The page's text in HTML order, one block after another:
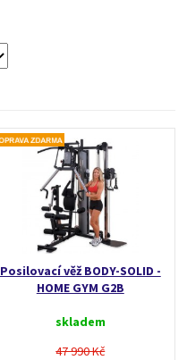
Posilovací věž BODY-SOLID -
HOME GYM G2B
skladem
47 990 Kč